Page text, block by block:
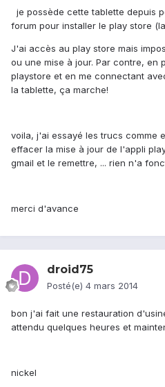
je possède cette tablette depuis
forum pour installer le play store
J'ai accès au play store mais
ou une mise à jour. Par contre, en
playstore et en me connectant
la tablette, ça marche!
voila, j'ai essayé les trucs comme
effacer la mise à jour de l'appli
gmail et le remettre, ... rien n'a
merci d'avance
droid75
Posté(e) 4 mars 2014
bon j'ai fait une restauration
attendu quelques heures et
nickel